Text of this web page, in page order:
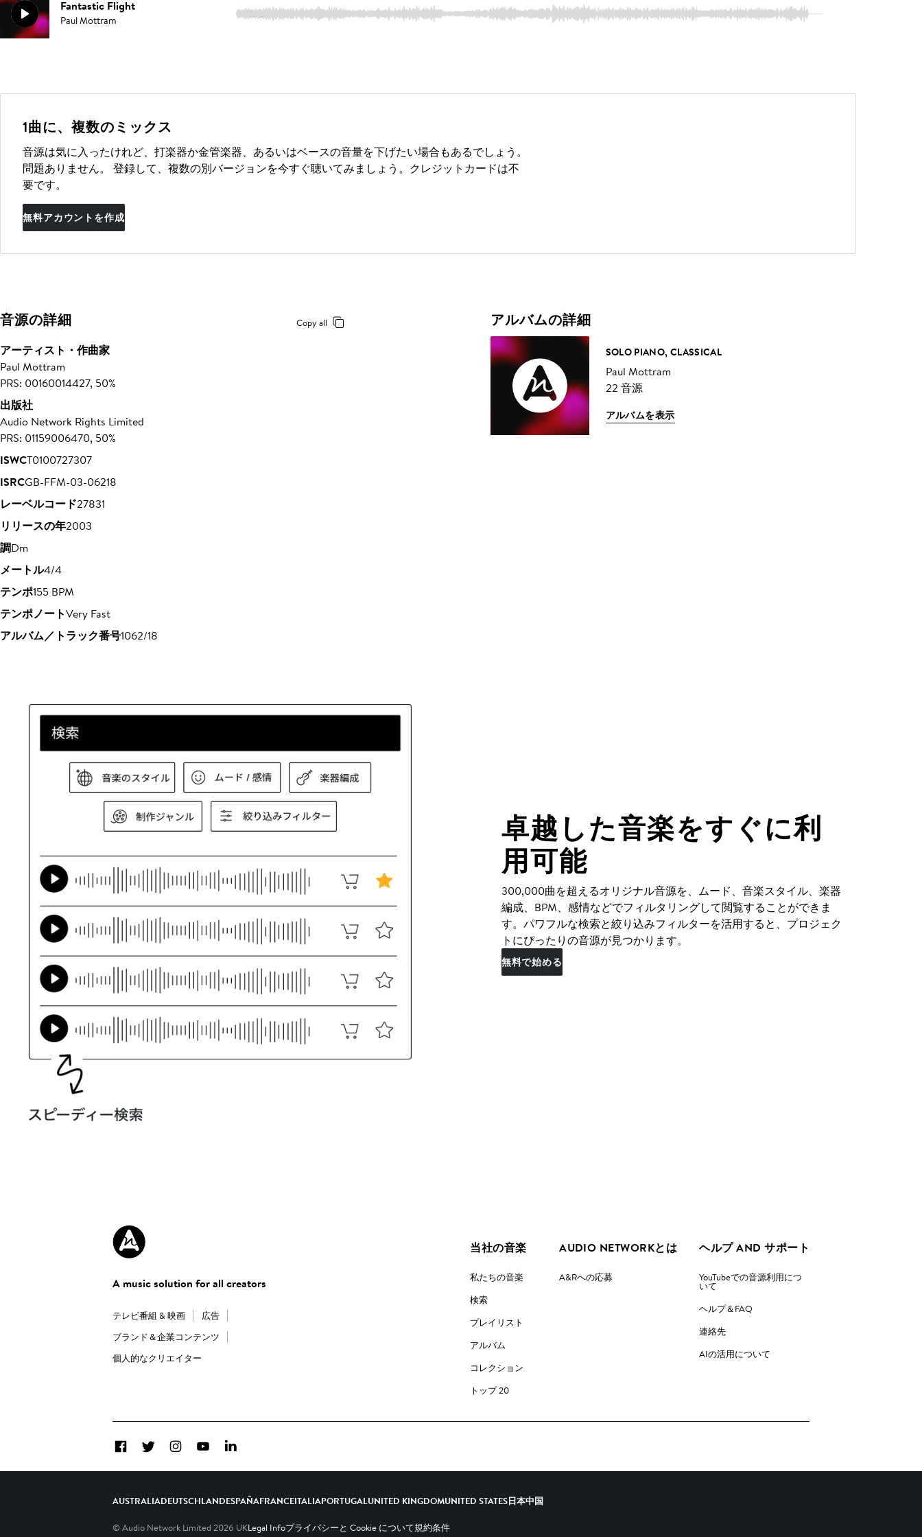
Fantastic Flight
Paul Mottram 2:28
1曲に、複数のミックス
音源は気に入ったけれど、打楽器か金管楽器、あるいはベースの音量を下げたい場合もあるでしょう。
問題ありません。 登録して、複数の別バージョンを今すぐ聴いてみましょう。クレジットカードは不
要です。
無料アカウントを作成
音源の詳細 Copy all
アーティスト・作曲家
Paul Mottram
PRS: 00160014427, 50%
出版社
Audio Network Rights Limited
PRS: 01159006470, 50%
ISWCT0100727307
ISRCGB-FFM-03-06218
レーベルコード27831
リリースの年2003
調Dm
メートル4/4
テンポ155 BPM
テンポノートVery Fast
アルバム／トラック番号1062/18
アルバムの詳細
SOLO PIANO, CLASSICAL
Paul Mottram
22 音源
アルバムを表示
卓越した音楽をすぐに利
用可能
300,000曲を超えるオリジナル音源を、ムード、音楽スタイル、楽器
編成、BPM、感情などでフィルタリングして閲覧することができま
す。パワフルな検索と絞り込みフィルターを活用すると、プロジェク
トにぴったりの音源が見つかります。
無料で始める
A music solution for all creators
テレビ番組 & 映画
広告
ブランド＆企業コンテンツ
個人的なクリエイター
当社の音楽
私たちの音楽
検索
プレイリスト
アルバム
コレクション
トップ 20
AUDIO NETWORKとは
A&Rへの応募
ヘルプ AND サポート
YouTubeでの音源利用につ
いて
ヘルプ＆FAQ
連絡先
AIの活用について
FacebookTwitterInstagramYouTubeLinkedIn
AUSTRALIADEUTSCHLANDESPAÑAFRANCEITALIAPORTUGALUNITED KINGDOMUNITED STATES日本中国
© Audio Network Limited 2026 UKLegal Infoプライバシーと Cookie について規約条件